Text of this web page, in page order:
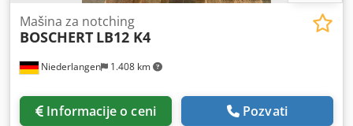
Niederlangen 1.408 km
Mašina za notching
BOSCHERT LB12 K4
Informacije o ceni Pozvati